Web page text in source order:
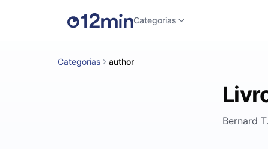
Categorias
Categorias author
Bernard